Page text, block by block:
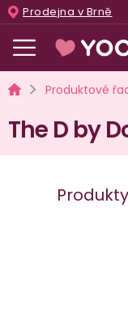
Přejít
na
obsah
Prodejna v Brně
DomůProduktové
The D by